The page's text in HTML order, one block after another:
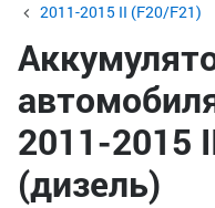
2011-2015 II (F20/F21)
2011-2015
(дизель)